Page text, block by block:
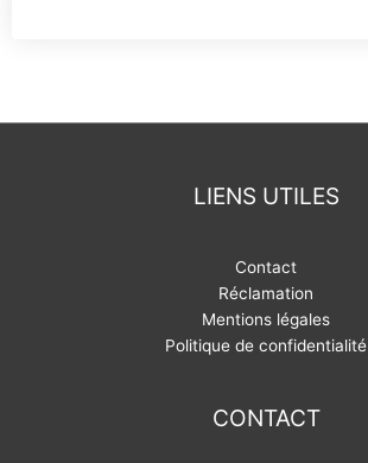
LIENS UTILES
Contact
Réclamation
Mentions légales
Politique de confidentialité
CONTACT